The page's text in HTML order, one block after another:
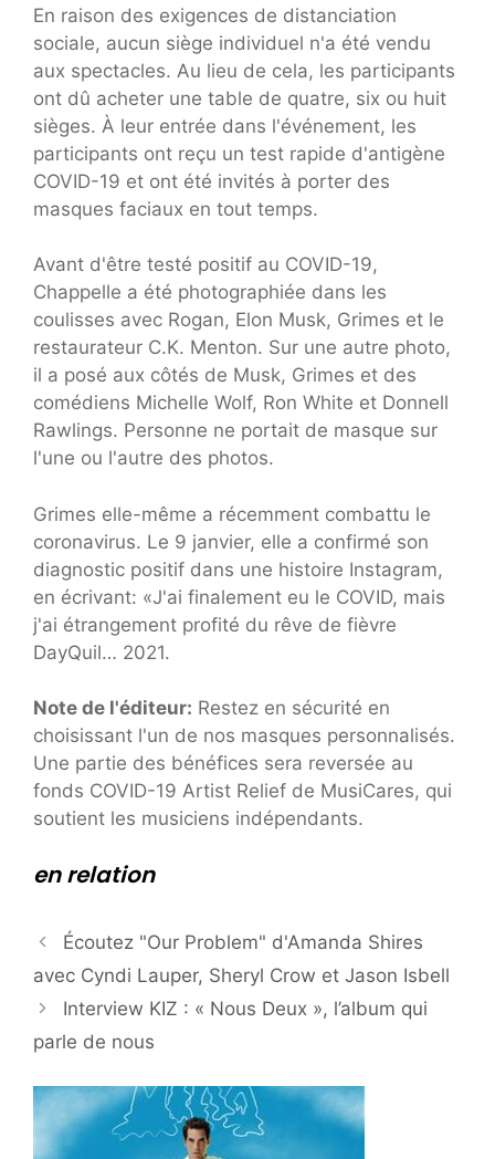
En raison des exigences de distanciation
sociale, aucun siège individuel n'a été vendu
aux spectacles. Au lieu de cela, les participants
ont dû acheter une table de quatre, six ou huit
sièges. À leur entrée dans l'événement, les
participants ont reçu un test rapide d'antigène
COVID-19 et ont été invités à porter des
masques faciaux en tout temps.
Avant d'être testé positif au COVID-19,
Chappelle a été photographiée dans les
coulisses avec Rogan, Elon Musk, Grimes et le
restaurateur C.K. Menton. Sur une autre photo,
il a posé aux côtés de Musk, Grimes et des
comédiens Michelle Wolf, Ron White et Donnell
Rawlings. Personne ne portait de masque sur
l'une ou l'autre des photos.
Grimes elle-même a récemment combattu le
coronavirus. Le 9 janvier, elle a confirmé son
diagnostic positif dans une histoire Instagram,
en écrivant: «J'ai finalement eu le COVID, mais
j'ai étrangement profité du rêve de fièvre
DayQuil… 2021.
Note de l'éditeur: Restez en sécurité en
choisissant l'un de nos masques personnalisés.
Une partie des bénéfices sera reversée au
fonds COVID-19 Artist Relief de MusiCares, qui
soutient les musiciens indépendants.
en relation
Écoutez "Our Problem" d'Amanda Shires
avec Cyndi Lauper, Sheryl Crow et Jason Isbell
Interview KIZ : « Nous Deux », l’album qui
parle de nous